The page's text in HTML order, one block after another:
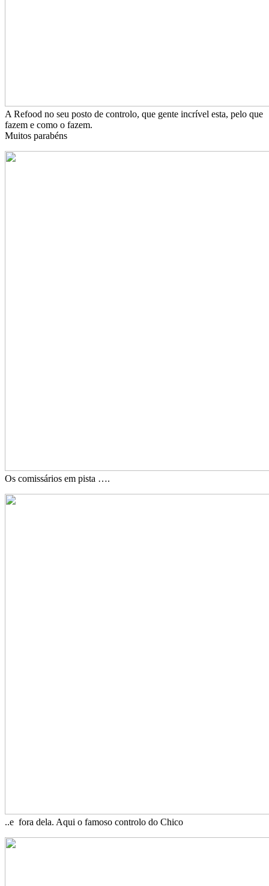
A Refood no seu posto de controlo, que gente incrível esta, pelo que
fazem e como o fazem.
Muitos parabéns
Os comissários em pista ….
..e fora dela. Aqui o famoso controlo do Chico